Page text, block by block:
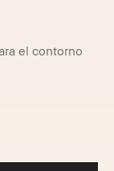
el contorno